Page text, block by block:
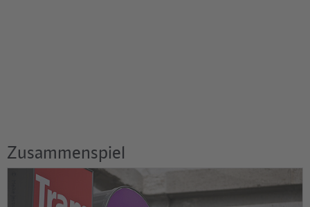
Zusammenspiel